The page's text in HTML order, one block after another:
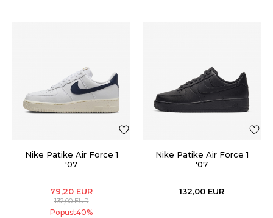
Nike Patike Air Force 1
'07
79,20 EUR
132,00EUR
Popust40%
Nike Patike Air Force 1
'07
132,00 EUR